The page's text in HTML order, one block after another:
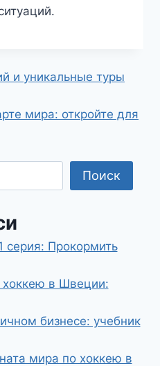
и уникальные туры
мира: откройте для
Поиск
серия: Прокормить
в Швеции:
бизнесе: учебник
мира по хоккею в